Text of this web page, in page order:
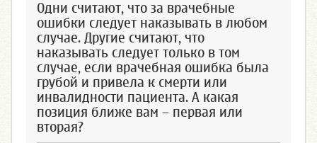
Одни считают, что за врачебные
ошибки следует наказывать в любом
случае. Другие считают, что
наказывать следует только в том
случае, если врачебная ошибка была
грубой и привела к смерти или
инвалидности пациента. А какая
позиция ближе вам – первая или
вторая?